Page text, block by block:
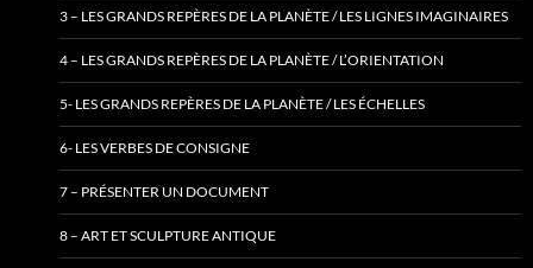
3 – LES GRANDS REPÈRES DE LA PLANÈTE / LES LIGNES IMAGINAIRES
4 – LES GRANDS REPÈRES DE LA PLANÈTE / L’ORIENTATION
5- LES GRANDS REPÈRES DE LA PLANÈTE / LES ÉCHELLES
6- LES VERBES DE CONSIGNE
7 – PRÉSENTER UN DOCUMENT
8 – ART ET SCULPTURE ANTIQUE